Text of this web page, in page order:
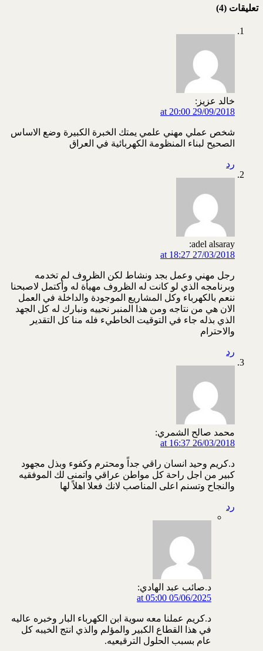
تعليقات (4)
خالد عزيز:
29/09/2018 at 20:00
شخص عملي مهني علمي يمتك الخبرة الكبيرة وضع الاساس
الصحيح لبناء المنظومة الكهربائية في العراق
رد
adel alsaray:
27/03/2018 at 18:27
رجل مهني وعمل بجد ونشاط لكن الظروف لم تخدمه
وبرنامجه الذي لو كانت له الظروف مهيأة له وأكتمل لاصبحنا
ننعم بالكهرباء وكل المشاريع الموجودة والداخلة في العمل
الان هي من نتاجه ومن هذا المنبر نحييه ونبارك له كل الجهد
الذي بذله جاء في التوقيت الخاطيء فله منا كل التقدير
والاحترام
رد
محمد صالح الشمري:
26/03/2018 at 16:37
د.كريم وحيد انسان راقي جداً ومحترم وكفوء وبذل مجهود
كبير من اجل راحة كل مواطن عراقي واتمنى لك الموفقيه
والنجاح وتسنم اعلى المناصب لانك فعلا اهلاً لها
رد
د.صائب عبد الهادي:
05/06/2025 at 05:00
د.كريم عملنا معه سوية ابن الكهرباء البار وخبره عاليه
في هذا القطاع الكبير والمؤلم والذي انتج الخيبه كل
عام بسبب الحلول الترقيعيه.